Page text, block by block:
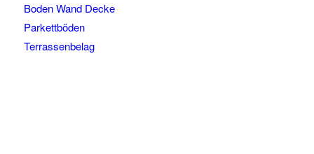
Boden Wand Decke
Parkettböden
Terrassenbelag